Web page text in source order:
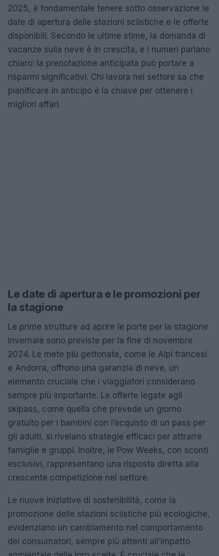
2025, è fondamentale tenere sotto osservazione le
date di apertura delle stazioni sciistiche e le offerte
disponibili. Secondo le ultime stime, la domanda di
vacanze sulla neve è in crescita, e i numeri parlano
chiaro: la prenotazione anticipata può portare a
risparmi significativi. Chi lavora nel settore sa che
pianificare in anticipo è la chiave per ottenere i
migliori affari.
Le date di apertura e le promozioni per
la stagione
Le prime strutture ad aprire le porte per la stagione
invernale sono previste per la fine di novembre
2024. Le mete più gettonate, come le Alpi francesi
e Andorra, offrono una garanzia di neve, un
elemento cruciale che i viaggiatori considerano
sempre più importante. Le offerte legate agli
skipass, come quella che prevede un giorno
gratuito per i bambini con l’acquisto di un pass per
gli adulti, si rivelano strategie efficaci per attrarre
famiglie e gruppi. Inoltre, le Pow Weeks, con sconti
esclusivi, rappresentano una risposta diretta alla
crescente competizione nel settore.
Le nuove iniziative di sostenibilità, come la
promozione delle stazioni sciistiche più ecologiche,
evidenziano un cambiamento nel comportamento
dei consumatori, sempre più attenti all’impatto